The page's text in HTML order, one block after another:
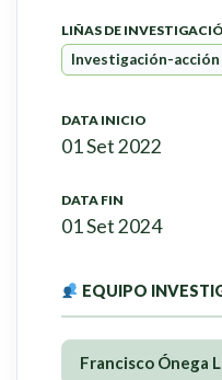
LIÑAS DE
Investigación-acción
DATA INICIO
01 Set 2022
DATA FIN
01 Set 2024
EQUIPO
Francisco Ónega